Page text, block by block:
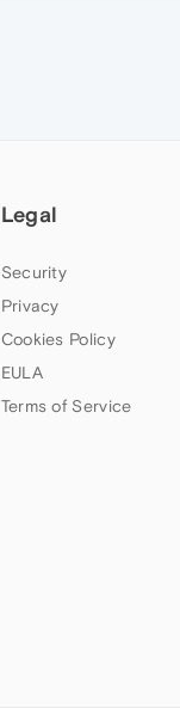
Legal
Security
Privacy
Cookies Policy
EULA
Terms of Service